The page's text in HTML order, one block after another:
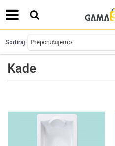
PLAĆANJE PLATNIM KARTICAMA!
Kade
Sortiraj